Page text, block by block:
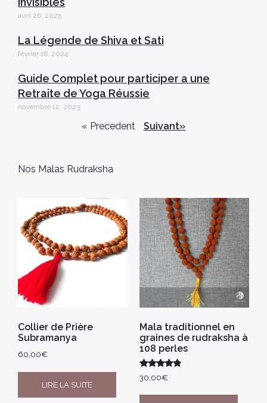
avril 26, 2025
La Légende de Shiva et Sati
février 16, 2024
Guide Complet pour participer a une
Retraite de Yoga Réussie
novembre 12, 2023
« Precedent Suivant»
Nos Malas Rudraksha
Collier de Prière
Subramanya
60,00€
LIRE LA SUITE
Mala traditionnel en
graines de rudraksha à
108 perles
Note
4.67
30,00€